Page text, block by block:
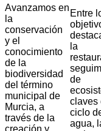
Avanzamos en
la
conservación
y el
conocimiento
de la
biodiversidad
del término
municipal de
Murcia, a
través de la
Entre
la
de
claves
ciclo
agua,